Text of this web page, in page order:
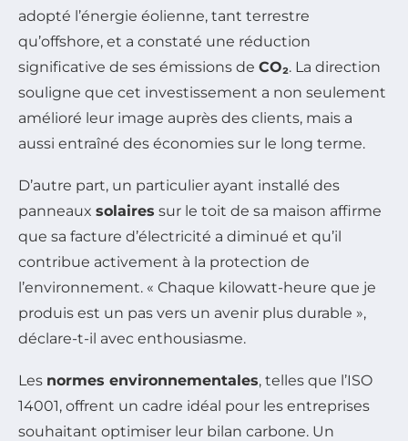
adopté l’énergie éolienne, tant terrestre
qu’offshore, et a constaté une réduction
significative de ses émissions de CO₂. La direction
souligne que cet investissement a non seulement
amélioré leur image auprès des clients, mais a
aussi entraîné des économies sur le long terme.
D’autre part, un particulier ayant installé des
panneaux solaires sur le toit de sa maison affirme
que sa facture d’électricité a diminué et qu’il
contribue activement à la protection de
l’environnement. « Chaque kilowatt-heure que je
produis est un pas vers un avenir plus durable »,
déclare-t-il avec enthousiasme.
Les normes environnementales, telles que l’ISO
14001, offrent un cadre idéal pour les entreprises
souhaitant optimiser leur bilan carbone. Un